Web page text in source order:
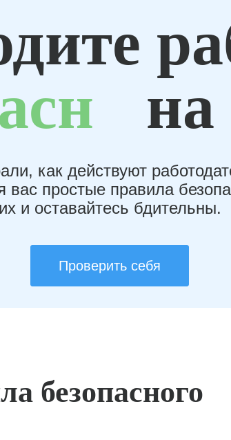
как действуют
вас простые правила
их и оставайтесь бдительны.
Проверить себя
безопасного